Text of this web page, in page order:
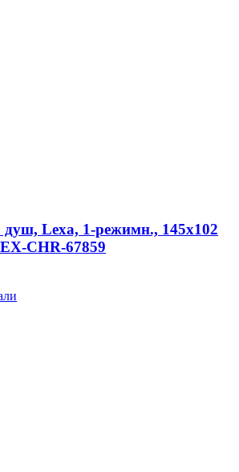
душ, Lexa, 1-режимн., 145х102
CHR-67859